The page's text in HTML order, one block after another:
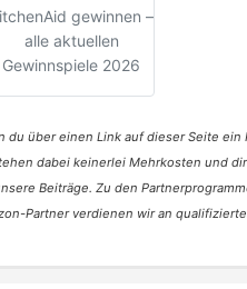
gewinnen –
alle aktuellen
Gewinnspiele 2026
du über einen Link auf dieser Seite
dabei keinerlei Mehrkosten und
Beiträge. Zu den
Partner verdienen wir an